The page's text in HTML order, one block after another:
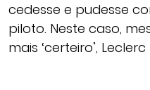
cedesse e pudesse
piloto. Neste caso,
mais ‘certeiro’,